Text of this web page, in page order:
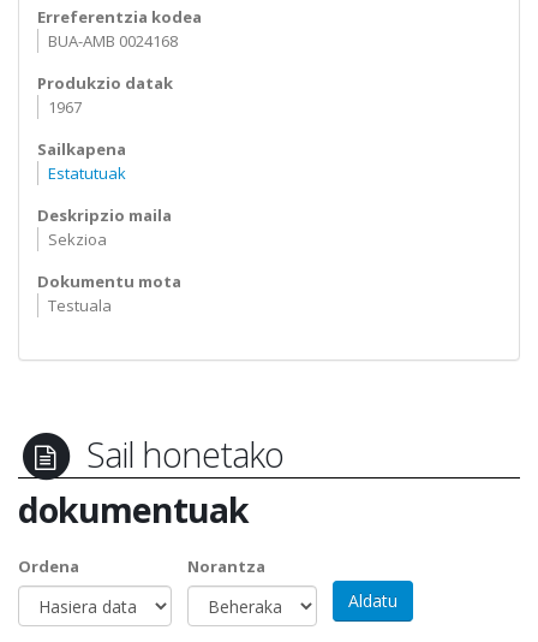
Erreferentzia kodea
BUA-AMB 0024168
Produkzio datak
1967
Sailkapena
Estatutuak
Deskripzio maila
Sekzioa
Dokumentu mota
Testuala
Sail honetako
dokumentuak
Ordena Norantza